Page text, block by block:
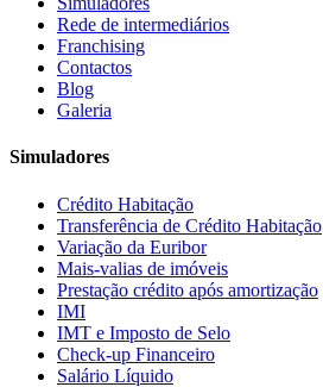
Rede de intermediários
Franchising
Contactos
Blog
Galeria
Simuladores
Crédito Habitação
Transferência de Crédito Habitação
Variação da Euribor
Mais-valias de imóveis
Prestação crédito após amortização
IMI
IMT e Imposto de Selo
Check-up Financeiro
Salário Líquido